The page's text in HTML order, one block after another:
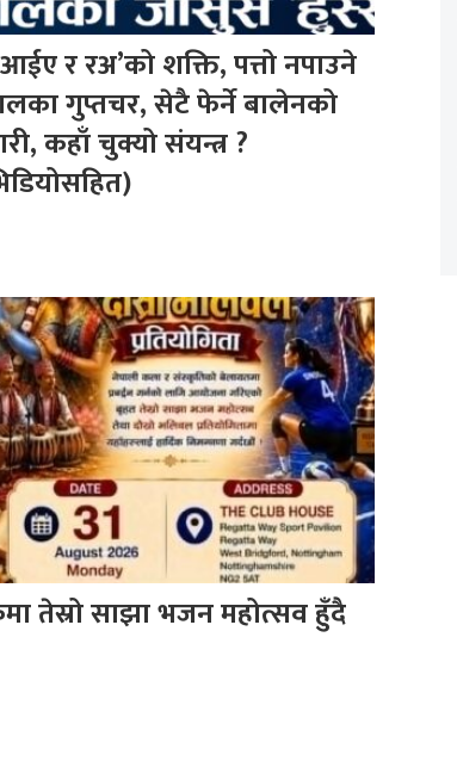
र रअ’को शक्ति, पत्तो नपाउने
गुप्तचर, सेटै फेर्ने बालेनको
कहाँ चुक्यो संयन्त्र ?
तेस्रो साझा भजन महोत्सव हुँदै